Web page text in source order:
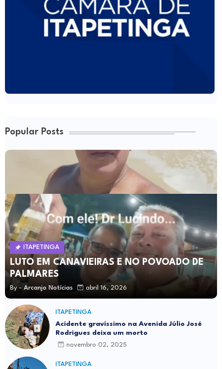
Popular Posts
ITAPETINGA
LUTO EM CANAVIEIRAS E NO POVOADO DE
PALMARES
By - Arcanjo Notícias abril 16, 2026
ITAPETINGA
Acidente gravíssimo na Avenida Júlio José
Rodrigues deixa um morto
novembro 02, 2025
ITAPETINGA